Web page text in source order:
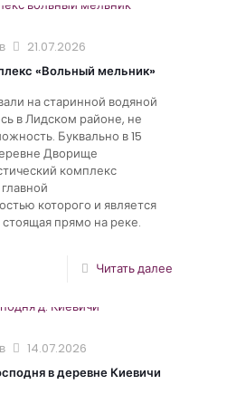
в
21.07.2026
«Вольный мельник»
на старинной водяной
в Лидском районе, не
Буквально в 15
Дворище
комплекс
которого и является
прямо на реке.
Читать далее
в
14.07.2026
в деревне Киевичи